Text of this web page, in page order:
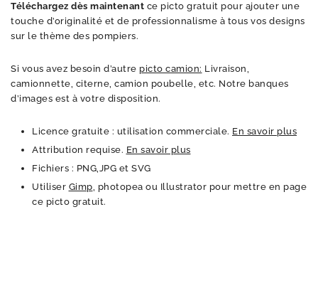
Téléchargez dès maintenant ce picto gratuit pour ajouter une
touche d’originalité et de professionnalisme à tous vos designs
sur le thème des pompiers.
Si vous avez besoin d’autre picto camion: Livraison,
camionnette, citerne, camion poubelle, etc. Notre banques
d’images est à votre disposition.
Licence gratuite : utilisation commerciale. En savoir plus
Attribution requise. En savoir plus
Fichiers : PNG,JPG et SVG
Utiliser Gimp, photopea ou Illustrator pour mettre en page
ce picto gratuit.